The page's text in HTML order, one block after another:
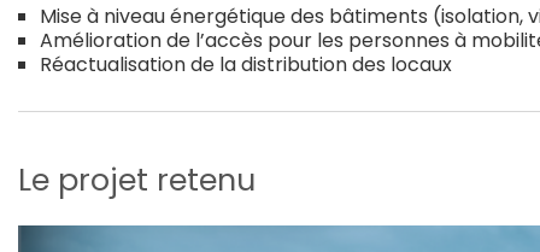
Mise à niveau énergétique des bâtiments
Amélioration de l’accès pour les personnes à
Réactualisation de la distribution des locaux
Le projet retenu